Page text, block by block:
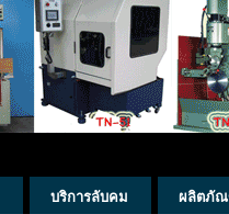
บริการลับคม ผลิตภัณ